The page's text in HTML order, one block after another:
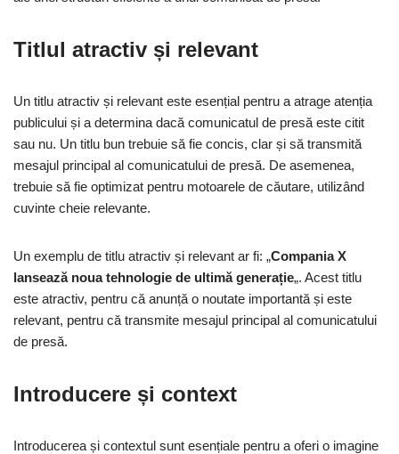
Titlul atractiv și relevant
Un titlu atractiv și relevant este esențial pentru a atrage atenția
publicului și a determina dacă comunicatul de presă este citit
sau nu. Un titlu bun trebuie să fie concis, clar și să transmită
mesajul principal al comunicatului de presă. De asemenea,
trebuie să fie optimizat pentru motoarele de căutare, utilizând
cuvinte cheie relevante.
Un exemplu de titlu atractiv și relevant ar fi: „Compania X
lansează noua tehnologie de ultimă generație„. Acest titlu
este atractiv, pentru că anunță o noutate importantă și este
relevant, pentru că transmite mesajul principal al comunicatului
de presă.
Introducere și context
Introducerea și contextul sunt esențiale pentru a oferi o imagine